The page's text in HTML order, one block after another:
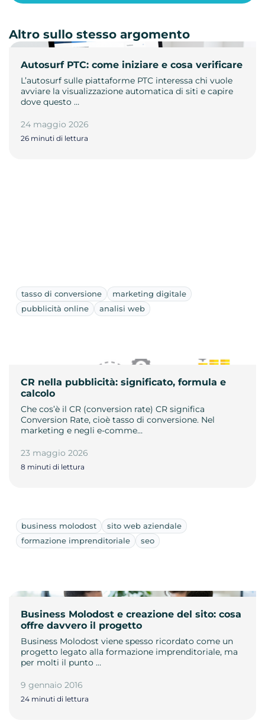
Autosurf PTC: come iniziare e cosa verificare
L’autosurf sulle piattaforme PTC interessa chi vuole
avviare la visualizzazione automatica di siti e capire
dove questo …
24 maggio 2026
26 minuti di lettura
Altro sullo stesso argomento
tasso di conversione
marketing digitale
pubblicità online
analisi web
CR nella pubblicità: significato, formula e
calcolo
Che cos’è il CR (conversion rate) CR significa
Conversion Rate, cioè tasso di conversione. Nel
marketing e negli e-comme…
23 maggio 2026
8 minuti di lettura
business molodost
sito web aziendale
formazione imprenditoriale
seo
Business Molodost e creazione del sito: cosa
offre davvero il progetto
Business Molodost viene spesso ricordato come un
progetto legato alla formazione imprenditoriale, ma
per molti il punto …
9 gennaio 2016
24 minuti di lettura